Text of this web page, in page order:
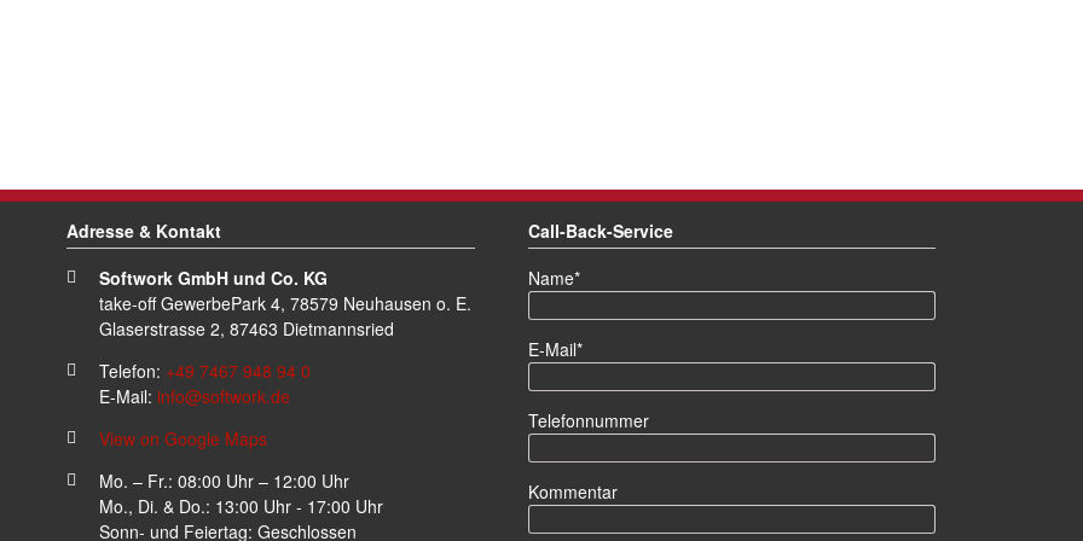
Adresse & Kontakt
Softwork GmbH und Co. KG
take-off GewerbePark 4, 78579 Neuhausen o. E.
Glaserstrasse 2, 87463 Dietmannsried
Telefon: +49 7467 948 94 0
E-Mail: info@softwork.de
View on Google Maps
Mo. – Fr.: 08:00 Uhr – 12:00 Uhr
Mo., Di. & Do.: 13:00 Uhr - 17:00 Uhr
Sonn- und Feiertag: Geschlossen
Call-Back-Service
Pflichtfeld
Name*
Pflichtfeld
E-Mail*
Telefonnummer
Kommentar